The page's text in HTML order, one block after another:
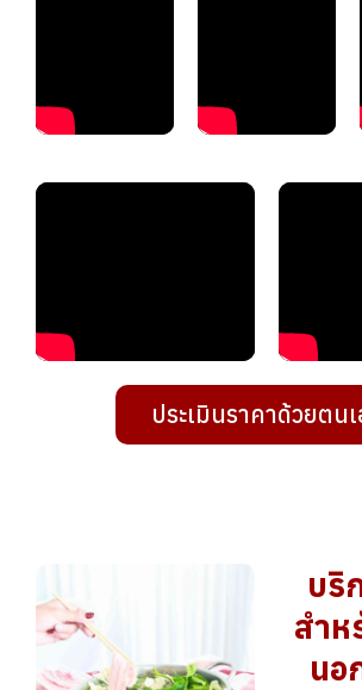
ประเมินราคาด้วยตน
บริ
สำห
นอ